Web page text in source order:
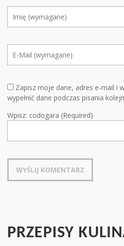
Zapisz moje dane, adres e-mail i
wypełnić dane podczas pisania
Wpisz: codogara (Required)
PRZEPISY